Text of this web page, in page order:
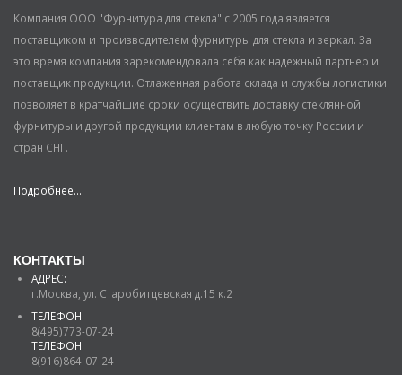
Компания ООО "Фурнитура для стекла" с 2005 года является
поставщиком и производителем фурнитуры для стекла и зеркал. За
это время компания зарекомендовала себя как надежный партнер и
поставщик продукции. Отлаженная работа склада и службы логистики
позволяет в кратчайшие сроки осуществить доставку стеклянной
фурнитуры и другой продукции клиентам в любую точку России и
стран СНГ.
Подробнее...
КОНТАКТЫ
АДРЕС:
г.Москва, ул. Старобитцевская д.15 к.2
ТЕЛЕФОН:
8(495)773-07-24
ТЕЛЕФОН:
8(916)864-07-24